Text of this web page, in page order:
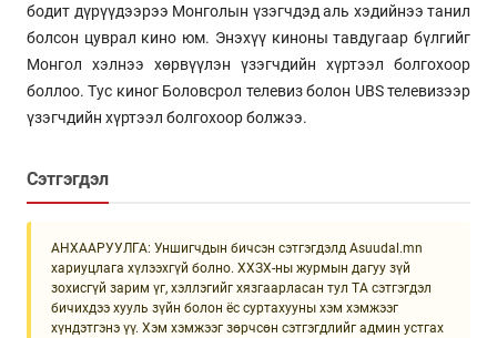
бодит дүрүүдээрээ Монголын үзэгчдэд аль хэдийнээ танил
болсон цуврал кино юм. Энэхүү киноны тавдугаар бүлгийг
Монгол хэлнээ хөрвүүлэн үзэгчдийн хүртээл болгохоор
боллоо. Тус киног Боловсрол телевиз болон UBS телевизээр
үзэгчдийн хүртээл болгохоор болжээ.
Сэтгэгдэл
АНХААРУУЛГА: Уншигчдын бичсэн сэтгэгдэлд Asuudal.mn
хариуцлага хүлээхгүй болно. ХХЗХ-ны журмын дагуу зүй
зохисгүй зарим үг, хэллэгийг хязгаарласан тул ТА сэтгэгдэл
бичихдээ хууль зүйн болон ёс суртахууны хэм хэмжээг
хүндэтгэнэ үү. Хэм хэмжээг зөрчсөн сэтгэгдлийг админ устгах